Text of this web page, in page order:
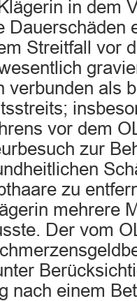
in dem
Dauerschäden
Streitfall vor
verbunden als
vor dem
zur
zu
mehrere
Der vom
nach einem